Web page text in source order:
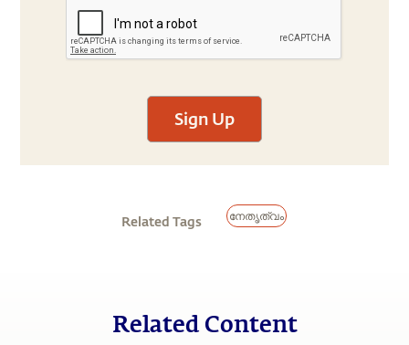
Sign Up
Related Tags നേതൃത്വം
Related Content